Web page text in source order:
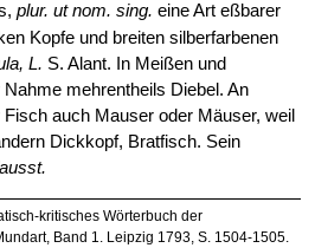
plur. ut nom. sing. eine Art eßbarer
Kopfe und breiten silberfarbenen
L. S. Alant. In Meißen und
mehrentheils Diebel. An
auch Mauser oder Mäuser, weil
Dickkopf, Bratfisch. Sein
kritisches Wörterbuch der
Band 1. Leipzig 1793, S. 1504-1505.